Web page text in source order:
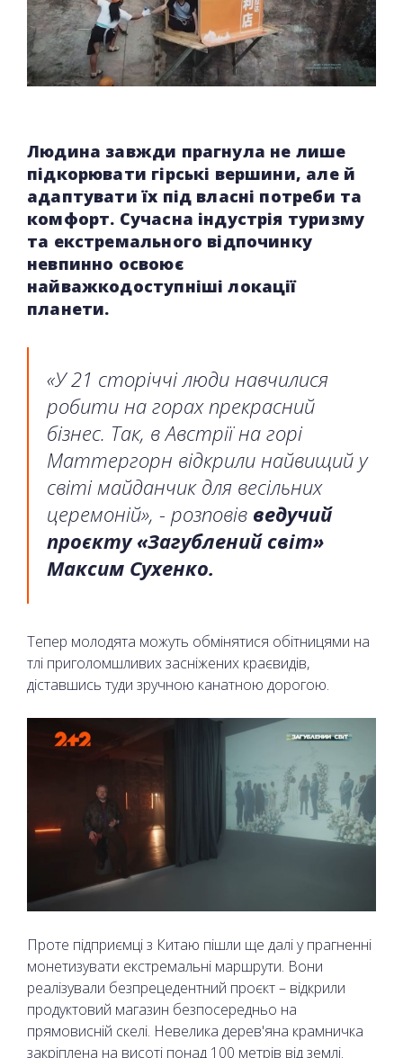
Людина завжди прагнула не лише
підкорювати гірські вершини, але й
адаптувати їх під власні потреби та
комфорт. Сучасна індустрія туризму
та екстремального відпочинку
невпинно освоює
найважкодоступніші локації
планети.
«У 21 сторіччі люди навчилися
робити на горах прекрасний
бізнес. Так, в Австрії на горі
Маттергорн відкрили найвищий у
світі майданчик для весільних
церемоній», - розповів ведучий
проєкту «Загублений світ»
Максим Сухенко.
Тепер молодята можуть обмінятися обітницями на
тлі приголомшливих засніжених краєвидів,
діставшись туди зручною канатною дорогою.
Проте підприємці з Китаю пішли ще далі у прагненні
монетизувати екстремальні маршрути. Вони
реалізували безпрецедентний проєкт – відкрили
продуктовий магазин безпосередньо на
прямовисній скелі. Невелика дерев'яна крамничка
закріплена на висоті понад 100 метрів від землі.